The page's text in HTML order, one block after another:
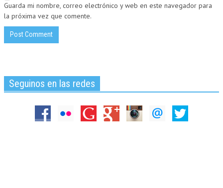
Guarda mi nombre, correo electrónico y web en este navegador para
la próxima vez que comente.
Seguinos en las redes